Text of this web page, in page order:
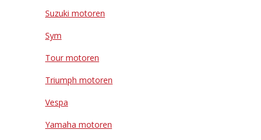
Suzuki motoren
Sym
Tour motoren
Triumph motoren
Vespa
Yamaha motoren